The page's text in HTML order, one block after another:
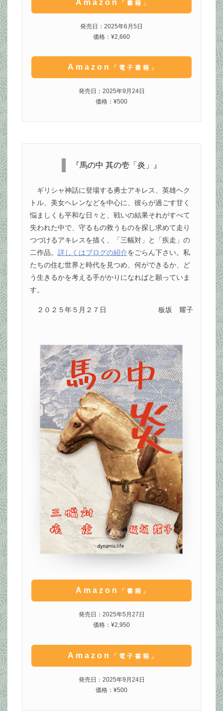
Amazon 「書籍」
発売日：2025年6月5日
価格：¥2,660
Amazon 「電子書籍」
発売日：2025年9月24日
価格：¥500
『馬の中 其の壱「炎」』
ギリシャ神話に登場する勇士アキレス、英雄ヘク
トル、美女ヘレンなどを中心に、彼らが過ごす甘く
悩ましくも平和な日々と、戦いの結果それがすべて
失われた中で、守るもの救うものを探し求めて走り
つづけるアキレスを描く、「三幅対」と「疾走」の
二作品。 詳しくはブログの紹介をごらん下さい。私
たちの住む世界と時代を見つめ、何ができるか、ど
う生きるかを考える手がかりになればと願っていま
す。
２０２５年５月２７日 板坂 耀子
Amazon 「書籍」
発売日：2025年5月27日
価格：¥2,950
Amazon 「電子書籍」
発売日：2025年9月24日
価格：¥500